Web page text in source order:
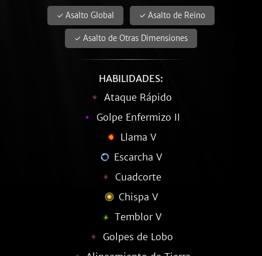
✓ Asalto Global ✓ Asalto de Reino
✓ Asalto de Otras Dimensiones
HABILIDADES:
Ataque Rápido
Golpe Enfermizo II
Llama V
Escarcha V
Cuadcorte
Chispa V
Temblor V
Golpes de Lobo